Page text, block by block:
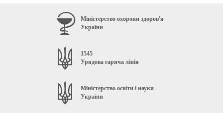
Міністерство охорони здоров'я
України
1545
Урядова гаряча лінія
Міністерство освіти і науки
України